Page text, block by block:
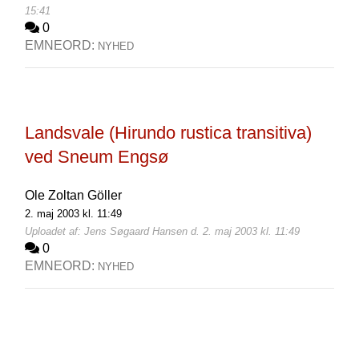
15:41
0
EMNEORD: NYHED
Landsvale (Hirundo rustica transitiva)
ved Sneum Engsø
Ole Zoltan Göller
2. maj 2003 kl. 11:49
Uploadet af: Jens Søgaard Hansen d. 2. maj 2003 kl. 11:49
0
EMNEORD: NYHED